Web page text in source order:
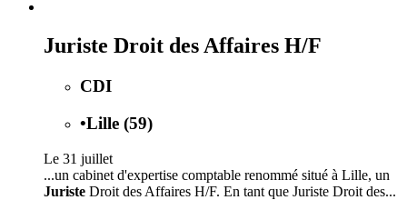
Juriste Droit des Affaires H/F
CDI
•Lille (59)
Le 31 juillet
...un cabinet d'expertise comptable renommé situé à Lille, un
Juriste Droit des Affaires H/F. En tant que Juriste Droit des...